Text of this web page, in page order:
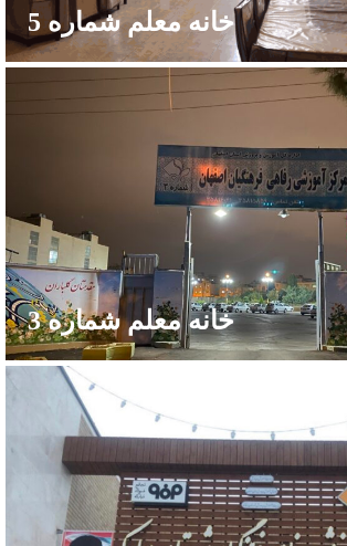
خانه معلم شماره 5
خانه معلم شماره 3